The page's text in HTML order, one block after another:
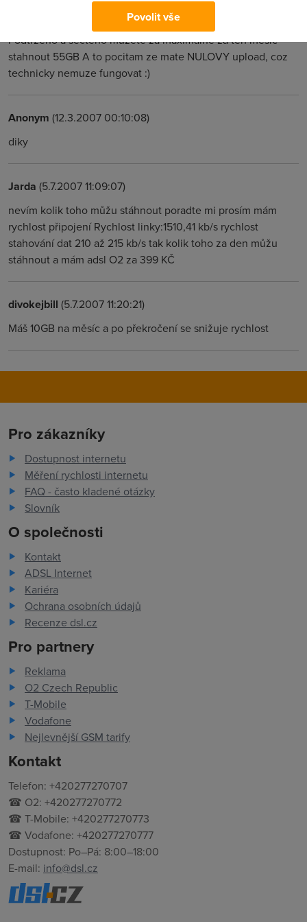
a vezmeme mesic se 30 dny, tak to mame 34,6GB + 20GB
na zacatku + 0.384GB ze zbytku toho prvniho dne.
Podtrzeno a secteno muzete za maximalne za ten mesic
stahnout 55GB A to pocitam ze mate NULOVY upload, coz
technicky nemuze fungovat :)
Anonym (12.3.2007 00:10:08)
diky
Jarda (5.7.2007 11:09:07)
nevím kolik toho můžu stáhnout poradte mi prosím mám
rychlost připojení Rychlost linky:1510,41 kb/s rychlost
stahování dat 210 až 215 kb/s tak kolik toho za den můžu
stáhnout a mám adsl O2 za 399 KČ
divokejbill (5.7.2007 11:20:21)
Máš 10GB na měsíc a po překročení se snižuje rychlost
Pro zákazníky
Dostupnost internetu
Měření rychlosti internetu
FAQ - často kladené otázky
Slovník
O společnosti
Kontakt
ADSL Internet
Kariéra
Ochrana osobních údajů
Recenze dsl.cz
Pro partnery
Reklama
O2 Czech Republic
T-Mobile
Vodafone
Nejlevnější GSM tarify
Kontakt
Telefon: +420277270707
☎ O2: +420277270772
☎ T-Mobile: +420277270773
☎ Vodafone: +420277270777
Dostupnost: Po–Pá: 8:00–18:00
E-mail: info@dsl.cz
Povolit vše